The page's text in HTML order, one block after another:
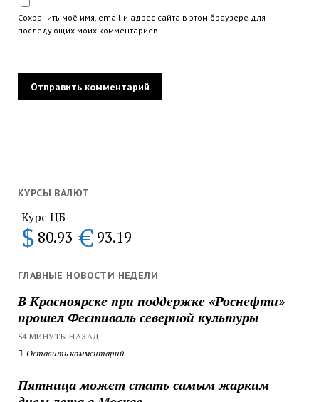
КУРСЫ ВАЛЮТ
Курс ЦБ
$ 80.93 € 93.19
ГЛАВНЫЕ НОВОСТИ НЕДЕЛИ
В Красноярске при поддержке «Роснефти»
прошел Фестиваль северной культуры
54 МИНУТЫ НАЗАД
Оставить комментарий
Пятница может стать самым жарким
Сохранить моё имя, email и адрес сайта в этом браузере для
последующих моих комментариев.